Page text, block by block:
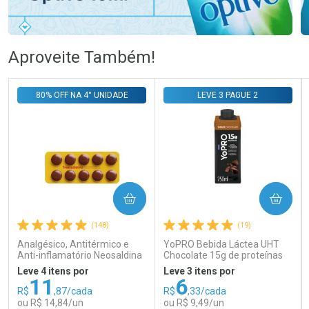
Comprar sem Desconto
Por R$ 105,69/cada
Comprar sem Desconto
Por R$ 105,69/cada
Comprar sem Desconto
Por R$ 58,79/cada
Comprar sem Desconto
Por R$ 58,79/cada
Aproveite Também!
(148)
Analgésico, Antitérmico e
Anti-inflamatório Neosaldina
30mg + 300mg + 30mg 10
Drágeas
80% OFF NA 4° UNIDADE
Leve 4 itens por
R$11 ,87/cada
ou R$ 14,84/un
COMPRAR
(19)
YoPRO Bebida Láctea UHT
Chocolate 15g de proteínas
250ml
LEVE 3 PAGUE 2
Leve 3 itens por
R$6,33/cada
ou R$ 9,49/un
COMPRAR